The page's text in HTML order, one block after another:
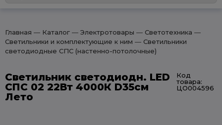
Главная ― Каталог ― Электротовары ― Светотехника ―
Светильники и комплектующие к ним ― Светильники
светодиодные СПС (настенно-потолочные)
Светильник светодиодн. LED
СПС 02 22Вт 4000К D35см
Лето
Код
товара:
ЦО004596